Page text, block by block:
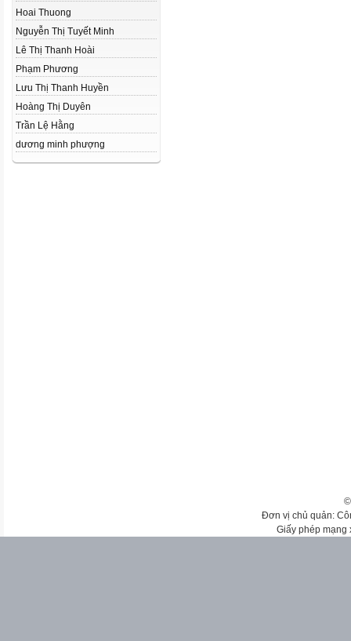
Hoai Thuong
Nguyễn Thị Tuyết Minh
Lê Thị Thanh Hoài
Phạm Phương
Lưu Thị Thanh Huyền
Hoàng Thị Duyên
Trần Lệ Hằng
dương minh phượng
Đơn vị chủ quản:
Giấy phép mạng